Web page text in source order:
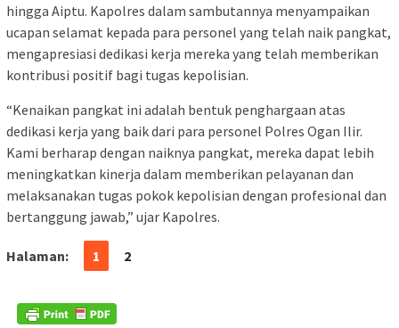
hingga Aiptu. Kapolres dalam sambutannya menyampaikan
ucapan selamat kepada para personel yang telah naik pangkat,
mengapresiasi dedikasi kerja mereka yang telah memberikan
kontribusi positif bagi tugas kepolisian.
“Kenaikan pangkat ini adalah bentuk penghargaan atas
dedikasi kerja yang baik dari para personel Polres Ogan Ilir.
Kami berharap dengan naiknya pangkat, mereka dapat lebih
meningkatkan kinerja dalam memberikan pelayanan dan
melaksanakan tugas pokok kepolisian dengan profesional dan
bertanggung jawab,” ujar Kapolres.
Halaman: 1 2